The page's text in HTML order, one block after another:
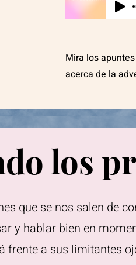
Mira los
acerca de la
los
que se nos salen de
y hablar bien en
frente a sus limitantes